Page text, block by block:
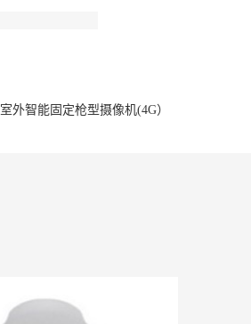
室外智能固定枪型摄像机(4G）